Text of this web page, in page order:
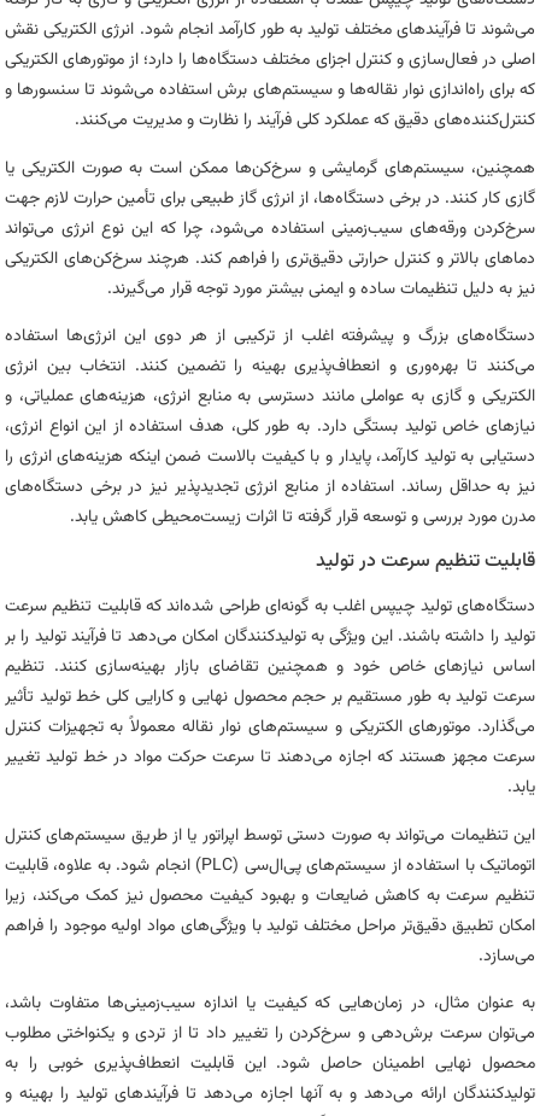
می‌شوند تا فرآیندهای مختلف تولید به طور کارآمد انجام شود. انرژی الکتریکی نقش
اصلی در فعال‌سازی و کنترل اجزای مختلف دستگاه‌ها را دارد؛ از موتورهای الکتریکی
که برای راه‌اندازی نوار نقاله‌ها و سیستم‌های برش استفاده می‌شوند تا سنسورها و
کنترل‌کننده‌های دقیق که عملکرد کلی فرآیند را نظارت و مدیریت می‌کنند.
همچنین، سیستم‌های گرمایشی و سرخ‌کن‌ها ممکن است به صورت الکتریکی یا
گازی کار کنند. در برخی دستگاه‌ها، از انرژی گاز طبیعی برای تأمین حرارت لازم جهت
سرخ‌کردن ورقه‌های سیب‌زمینی استفاده می‌شود، چرا که این نوع انرژی می‌تواند
دماهای بالاتر و کنترل حرارتی دقیق‌تری را فراهم کند. هرچند سرخ‌کن‌های الکتریکی
نیز به دلیل تنظیمات ساده و ایمنی بیشتر مورد توجه قرار می‌گیرند.
دستگاه‌های بزرگ و پیشرفته اغلب از ترکیبی از هر دوی این انرژی‌ها استفاده
می‌کنند تا بهره‌وری و انعطاف‌پذیری بهینه را تضمین کنند. انتخاب بین انرژی
الکتریکی و گازی به عواملی مانند دسترسی به منابع انرژی، هزینه‌های عملیاتی، و
نیازهای خاص تولید بستگی دارد. به طور کلی، هدف استفاده از این انواع انرژی،
دستیابی به تولید کارآمد، پایدار و با کیفیت بالاست ضمن اینکه هزینه‌های انرژی را
نیز به حداقل رساند. استفاده از منابع انرژی تجدیدپذیر نیز در برخی دستگاه‌های
مدرن مورد بررسی و توسعه قرار گرفته تا اثرات زیست‌محیطی کاهش یابد.
قابلیت تنظیم سرعت در تولید
دستگاه‌های تولید چیپس اغلب به گونه‌ای طراحی شده‌اند که قابلیت تنظیم سرعت
تولید را داشته باشند. این ویژگی به تولیدکنندگان امکان می‌دهد تا فرآیند تولید را بر
اساس نیازهای خاص خود و همچنین تقاضای بازار بهینه‌سازی کنند. تنظیم
سرعت تولید به طور مستقیم بر حجم محصول نهایی و کارایی کلی خط تولید تأثیر
می‌گذارد. موتورهای الکتریکی و سیستم‌های نوار نقاله معمولاً به تجهیزات کنترل
سرعت مجهز هستند که اجازه می‌دهند تا سرعت حرکت مواد در خط تولید تغییر
یابد.
این تنظیمات می‌تواند به صورت دستی توسط اپراتور یا از طریق سیستم‌های کنترل
اتوماتیک با استفاده از سیستم‌های پی‌ال‌سی (PLC) انجام شود. به علاوه، قابلیت
تنظیم سرعت به کاهش ضایعات و بهبود کیفیت محصول نیز کمک می‌کند، زیرا
امکان تطبیق دقیق‌تر مراحل مختلف تولید با ویژگی‌های مواد اولیه موجود را فراهم
می‌سازد.
به عنوان مثال، در زمان‌هایی که کیفیت یا اندازه سیب‌زمینی‌ها متفاوت باشد،
می‌توان سرعت برش‌دهی و سرخ‌کردن را تغییر داد تا از تردی و یکنواختی مطلوب
محصول نهایی اطمینان حاصل شود. این قابلیت انعطاف‌پذیری خوبی را به
تولیدکنندگان ارائه می‌دهد و به آنها اجازه می‌دهد تا فرآیندهای تولید را بهینه و